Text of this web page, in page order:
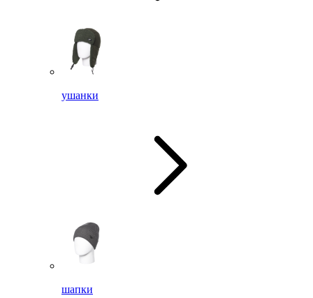
ушанки
шапки